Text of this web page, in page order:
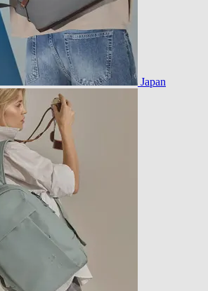
Japan